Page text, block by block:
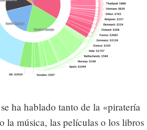
ha hablado tanto de la «piratería
la música, las películas o los libros